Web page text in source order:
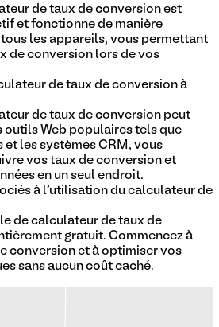
de taux de conversion est
et fonctionne de manière
les appareils, vous permettant
de conversion lors de vos
de taux de conversion à
de taux de conversion peut
outils Web populaires tels que
les systèmes CRM, vous
vos taux de conversion et
en un seul endroit.
à l'utilisation du calculateur de
de calculateur de taux de
gratuit. Commencez à
conversion et à optimiser vos
sans aucun coût caché.